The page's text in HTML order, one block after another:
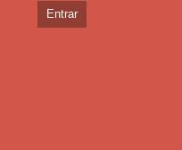
Entrar